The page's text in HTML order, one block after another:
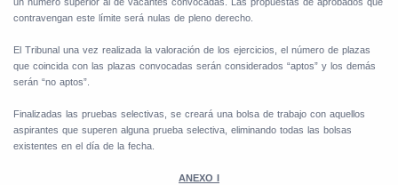
contravengan este límite será nulas de pleno derecho.
El Tribunal una vez realizada la valoración de los ejercicios, el número de plazas
que coincida con las plazas convocadas serán considerados “aptos” y los demás
serán “no aptos”.
Finalizadas las pruebas selectivas, se creará una bolsa de trabajo con aquellos
aspirantes que superen alguna prueba selectiva, eliminando todas las bolsas
existentes en el día de la fecha.
ANEXO I